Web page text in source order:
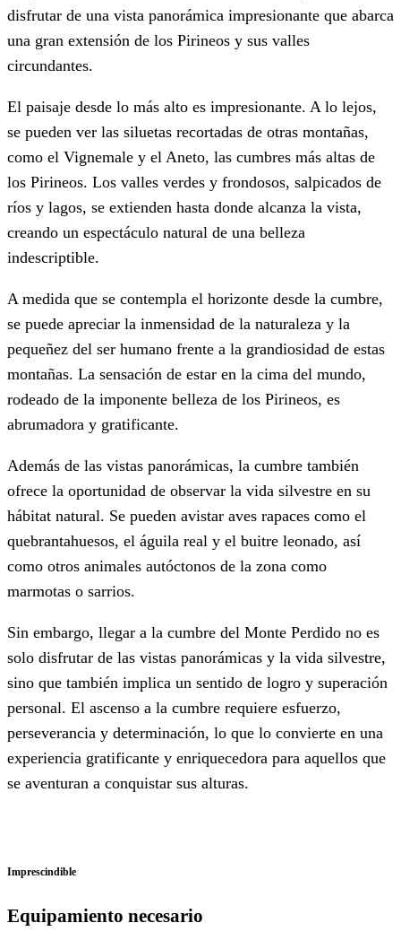
disfrutar de una vista panorámica impresionante que abarca
una gran extensión de los Pirineos y sus valles
circundantes.
El paisaje desde lo más alto es impresionante. A lo lejos,
se pueden ver las siluetas recortadas de otras montañas,
como el Vignemale y el Aneto, las cumbres más altas de
los Pirineos. Los valles verdes y frondosos, salpicados de
ríos y lagos, se extienden hasta donde alcanza la vista,
creando un espectáculo natural de una belleza
indescriptible.
A medida que se contempla el horizonte desde la cumbre,
se puede apreciar la inmensidad de la naturaleza y la
pequeñez del ser humano frente a la grandiosidad de estas
montañas. La sensación de estar en la cima del mundo,
rodeado de la imponente belleza de los Pirineos, es
abrumadora y gratificante.
Además de las vistas panorámicas, la cumbre también
ofrece la oportunidad de observar la vida silvestre en su
hábitat natural. Se pueden avistar aves rapaces como el
quebrantahuesos, el águila real y el buitre leonado, así
como otros animales autóctonos de la zona como
marmotas o sarrios.
Sin embargo, llegar a la cumbre del Monte Perdido no es
solo disfrutar de las vistas panorámicas y la vida silvestre,
sino que también implica un sentido de logro y superación
personal. El ascenso a la cumbre requiere esfuerzo,
perseverancia y determinación, lo que lo convierte en una
experiencia gratificante y enriquecedora para aquellos que
se aventuran a conquistar sus alturas.
Imprescindible
Equipamiento necesario